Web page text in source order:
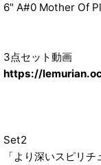
6" A#0 Mother Of
3点セット動画
https://
Set2
「より深いスピリ